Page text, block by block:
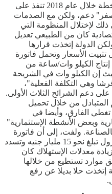
وأشار، إلى أن وزير الكهرباء وضع خطة خلال عام 2018 تنفذ على
دعم، ولكن مع الصدمات
ذلك لإختلال المنظومة التي
كان من الطبيعي تعديل
الدولة إتخذت قرارها
الأسعار وتحمل فاتورة
الكيلو وات/ساعة من
الدولة 223 قرشا، حيث إن الكيلو وات في الشريحة
تكلفته 58 قرشا مقابل 223 قرشا وهي التكلفة الفعلية"،
دعم الشرائح الثلاث الأولى.
من خلال تحميل
تغطي الفارق، وأيضا في
وبعض الأنشطة الإستثمارية"
ولفت، إلى أن فاتورة
وزارة الكهرباء الشهرية لوزارة البترول تبلغ نحو 15 مليار جنيه وتسدد
ومع زيادة معدلات الإستهلاك كان
موارد تستطيع من خلالها
إتخذت حلا بديلا عن رفع